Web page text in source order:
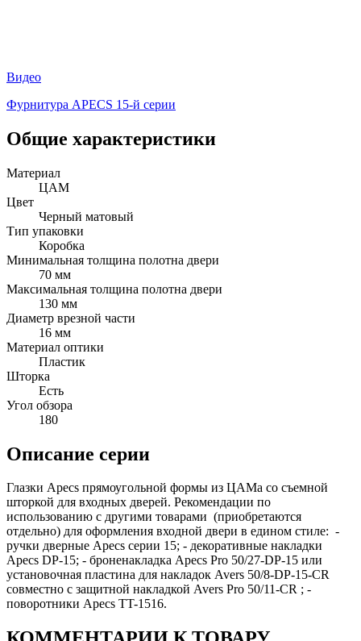
Видео
Фурнитура APECS 15-й серии
Общие характеристики
Материал
ЦАМ
Цвет
Черный матовый
Тип упаковки
Коробка
Минимальная толщина полотна двери
70 мм
Максимальная толщина полотна двери
130 мм
Диаметр врезной части
16 мм
Материал оптики
Пластик
Шторка
Есть
Угол обзора
180
Описание серии
Глазки Apecs прямоугольной формы из ЦАМа со съемной
шторкой для входных дверей. Рекомендации по
использованию с другими товарами (приобретаются
отдельно) для оформления входной двери в едином стиле: -
ручки дверные Apecs серии 15; - декоративные накладки
Apecs DP-15; - броненакладка Apecs Pro 50/27-DP-15 или
установочная пластина для накладок Avers 50/8-DP-15-CR
совместно с защитной накладкой Avers Pro 50/11-CR ; -
поворотники Apecs TT-1516.